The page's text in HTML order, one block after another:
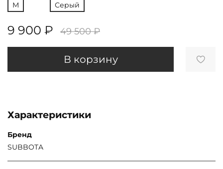
M
Серый
9 900 ₽ 49 500 ₽
В корзину
Характеристики
Бренд
SUBBOTA